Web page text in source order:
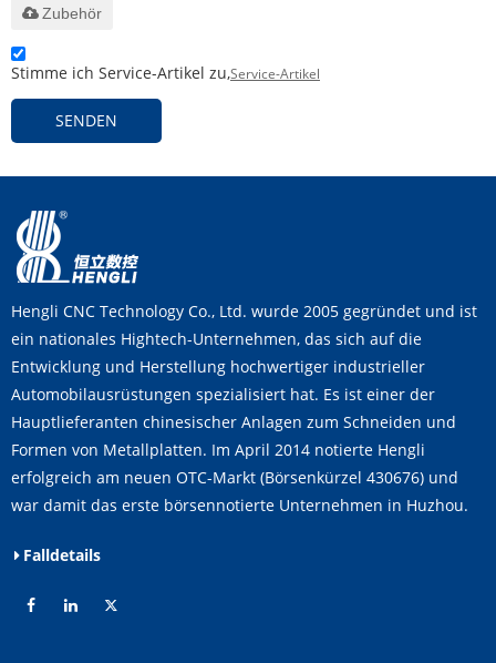
Zubehör
Stimme ich Service-Artikel zu,Service-Artikel
SENDEN
Hengli CNC Technology Co., Ltd. wurde 2005 gegründet und ist
ein nationales Hightech-Unternehmen, das sich auf die
Entwicklung und Herstellung hochwertiger industrieller
Automobilausrüstungen spezialisiert hat. Es ist einer der
Hauptlieferanten chinesischer Anlagen zum Schneiden und
Formen von Metallplatten. Im April 2014 notierte Hengli
erfolgreich am neuen OTC-Markt (Börsenkürzel 430676) und
war damit das erste börsennotierte Unternehmen in Huzhou.
Falldetails